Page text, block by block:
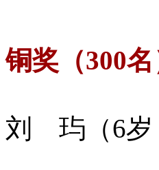
铜奖（300名
刘 玙（6岁